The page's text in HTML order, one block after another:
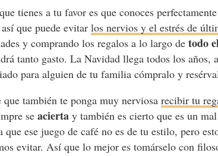
tienes a tu favor es que conoces
que puede evitarlos nervios y el estrés de
y comprando los regalos a lo largo de todo
tanto gasto. La Navidad llega todos los años,
para alguien de tu familia cómpralo y
que también te ponga muy nerviosarecibir tu
seacierta y también es cierto que es un
que ese juego de café no es de tu estilo, pero
evitar. Así que lo mejor es tomárselo con